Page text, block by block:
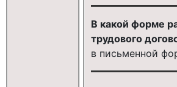
В какой форме
трудового
в письменной